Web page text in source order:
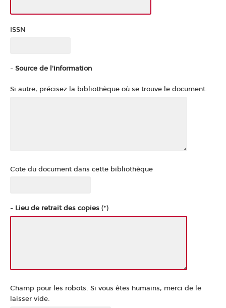
ISSN
- Source de l'information
Si autre, précisez la bibliothèque où se trouve le document.
Cote du document dans cette bibliothèque
- Lieu de retrait des copies(*)
Champ pour les robots. Si vous êtes humains, merci de le
laisser vide.